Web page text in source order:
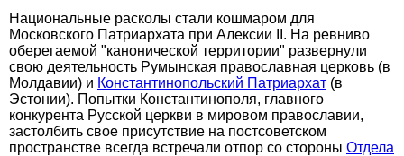
Национальные расколы стали кошмаром для
Московского Патриархата при Алексии II. На ревниво
оберегаемой "канонической территории" развернули
свою деятельность Румынская православная церковь (в
Молдавии) и Константинопольский Патриархат (в
Эстонии). Попытки Константинополя, главного
конкурента Русской церкви в мировом православии,
застолбить свое присутствие на постсоветском
пространстве всегда встречали отпор со стороны Отдела